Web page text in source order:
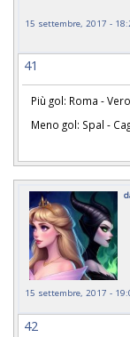
15 settembre, 2017 -
41
Più gol: Roma -
Meno gol: Spal -
15 settembre, 2017 -
42